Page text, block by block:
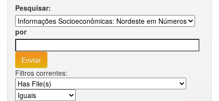
Pesquisar:
por
Filtros correntes: